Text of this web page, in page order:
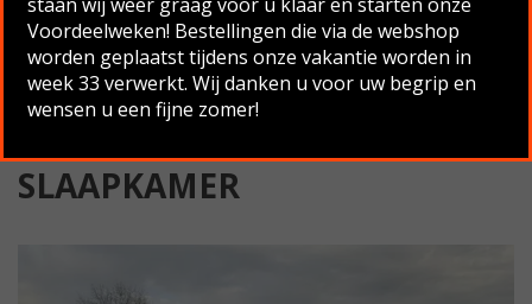
Terug naar overzicht
SLAAPKAMER
Voordeelweken! Bestellingen die via de webshop
worden geplaatst tijdens onze vakantie worden in
week 33 verwerkt. Wij danken u voor uw begrip en
wensen u een fijne zomer!